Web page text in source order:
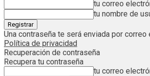
tu correo
tu nombre de
Una contraseña te será enviada por correo
Política de privacidad
Recuperación de contraseña
Recupera tu contraseña
tu correo